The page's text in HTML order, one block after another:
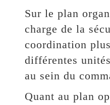
Sur le plan
charge de la
coordination
différentes
au sein du
Quant au plan